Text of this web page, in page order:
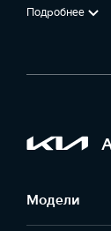
Подробнее
Модели